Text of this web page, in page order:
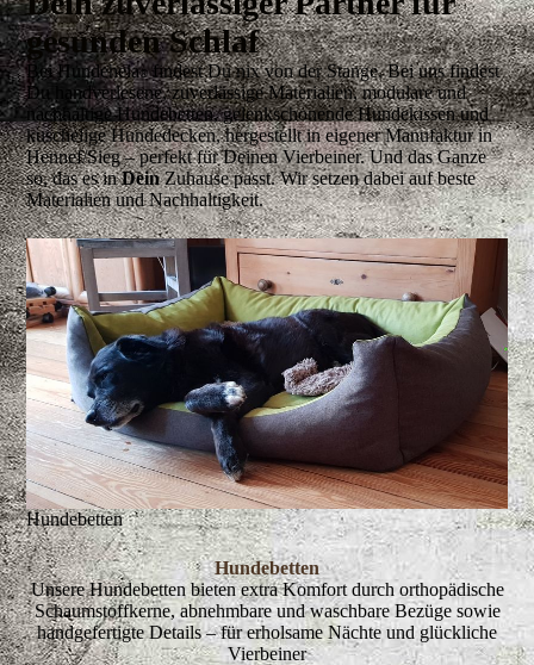
gesunden Schlaf
Bei Hundeheia®findest Du nix von der Stange. Bei uns findest
Du handverlesene, zuverlässige Materialien, modulare und
nachhaltige Hundebetten, gelenkschonende Hundekissen und
kuschelige Hundedecken, hergestellt in eigener Manufaktur in
Hennef/Sieg – perfekt für Deinen Vierbeiner. Und das Ganze
so, das es inDeinZuhause passt. Wir setzen dabei auf beste
Materialien und Nachhaltigkeit.
Hundebetten
Hundebetten
Unsere Hundebetten bieten extra Komfort durch orthopädische
Schaumstoffkerne, abnehmbare und waschbare Bezüge sowie
handgefertigte Details – für erholsame Nächte und glückliche
Vierbeiner